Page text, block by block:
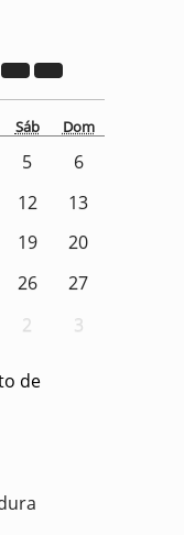
Sáb Dom
5
6
12
13
19
20
26
27
2 3
de